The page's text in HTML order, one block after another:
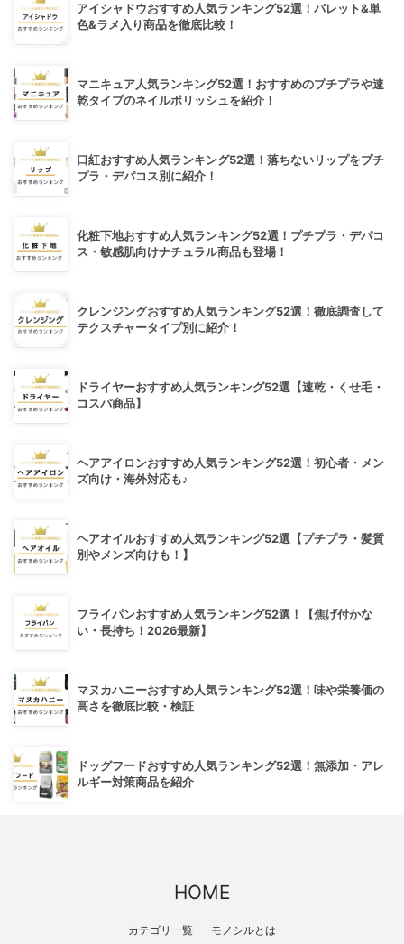
アイシャドウおすすめ人気ランキング52選！パレット&単
色&ラメ入り商品を徹底比較！
マニキュア人気ランキング52選！おすすめのプチプラや速
乾タイプのネイルポリッシュを紹介！
口紅おすすめ人気ランキング52選！落ちないリップをプチ
プラ・デパコス別に紹介！
化粧下地おすすめ人気ランキング52選！プチプラ・デパコ
ス・敏感肌向けナチュラル商品も登場！
クレンジングおすすめ人気ランキング52選！徹底調査して
テクスチャータイプ別に紹介！
ドライヤーおすすめ人気ランキング52選【速乾・くせ毛・
コスパ商品】
ヘアアイロンおすすめ人気ランキング52選！初心者・メン
ズ向け・海外対応も♪
ヘアオイルおすすめ人気ランキング52選【プチプラ・髪質
別やメンズ向けも！】
フライパンおすすめ人気ランキング52選！【焦げ付かな
い・長持ち！2026最新】
マヌカハニーおすすめ人気ランキング52選！味や栄養価の
高さを徹底比較・検証
ドッグフードおすすめ人気ランキング52選！無添加・アレ
ルギー対策商品を紹介
HOME
カテゴリ一覧 モノシルとは